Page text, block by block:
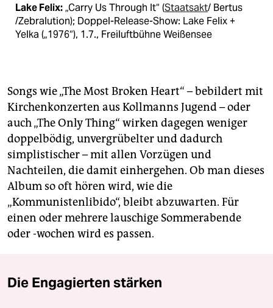
Lake Felix:„Carry Us Through It“ (Staatsakt/ Bertus
/Zebralution); Doppel-Release-Show: Lake Felix +
Yelka („1976“), 1.7., Freiluftbühne Weißensee
Songs wie „The Most Broken Heart“ – bebildert mit
Kirchenkonzerten aus Kollmanns Jugend – oder
auch „The Only Thing“ wirken dagegen weniger
doppelbödig, unvergrübelter und dadurch
simplistischer – mit allen Vorzügen und
Nachteilen, die damit einhergehen. Ob man dieses
Album so oft hören wird, wie die
„Kommunistenlibido“, bleibt abzuwarten. Für
einen oder mehrere lauschige Sommerabende
oder -wochen wird es passen.
Die Engagierten stärken